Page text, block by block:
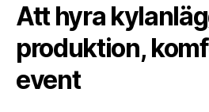
Att hyra
produktion,
event